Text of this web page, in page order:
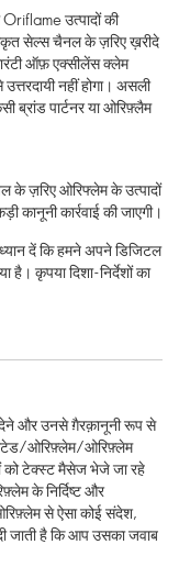
उत्पादों की
सेल्स चैनल के ज़रिए ख़रीदे
ऑफ़ एक्सीलेंस क्लेम
नहीं होगा। असली
ब्रांड पार्टनर या ओरिफ़्लैम
के ज़रिए ओरिफ्लेम के उत्पादों
कानूनी कार्रवाई की जाएगी।
दें कि हमने अपने डिजिटल
कृपया दिशा-निर्देशों का
देने और उनसे ग़ैरक़ानूनी रूप से
ओरिफ़्लेम/ओरिफ़्लेम
को टेक्स्ट मैसेज भेजे जा रहे
के निर्दिष्ट और
से ऐसा कोई संदेश,
जाती है कि आप उसका जवाब